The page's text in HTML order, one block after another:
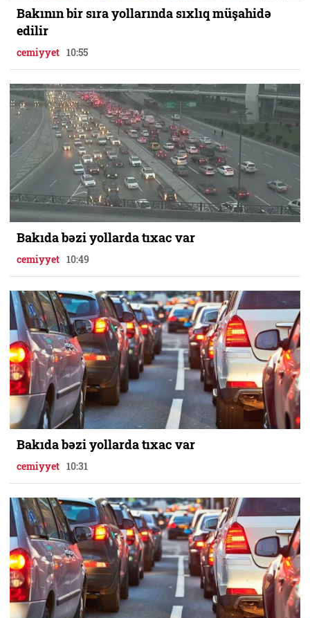
Bakının bir sıra yollarında sıxlıq müşahidə
edilir
cemiyyet 10:55
Bakıda bəzi yollarda tıxac var
cemiyyet 10:49
Bakıda bəzi yollarda tıxac var
cemiyyet 10:31